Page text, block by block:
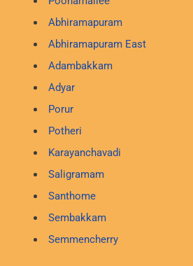
Abhiramapuram
Abhiramapuram East
Adambakkam
Adyar
Porur
Potheri
Karayanchavadi
Saligramam
Santhome
Sembakkam
Semmencherry